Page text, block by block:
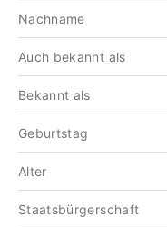
Nachname
Auch bekannt als
Bekannt als
Geburtstag
Alter
Staatsbürgerschaft